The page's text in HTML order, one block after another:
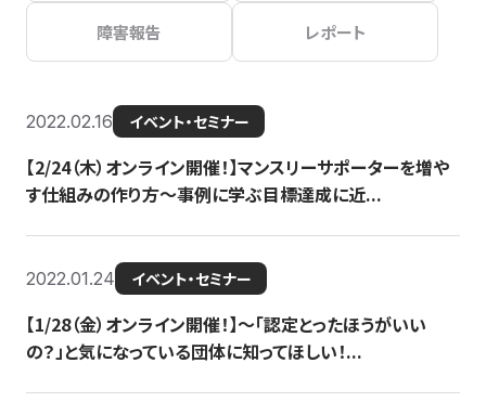
障害報告 レポート
2022.02.16 イベント・セミナー
【2/24（木）オンライン開催！】マンスリーサポーターを増や
す仕組みの作り方〜事例に学ぶ目標達成に近...
2022.01.24 イベント・セミナー
【1/28（金）オンライン開催！】〜「認定とったほうがいい
の？」と気になっている団体に知ってほしい！...